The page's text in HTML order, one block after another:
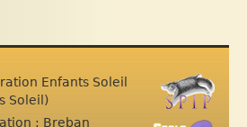
Enfants Soleil
Soleil)
: Breban